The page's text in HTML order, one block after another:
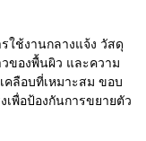
ใช้งานกลางแจ้ง วัสดุ
ของพื้นผิว และความ
คลือบที่เหมาะสม ขอบ
พื่อป้องกันการขยายตัว